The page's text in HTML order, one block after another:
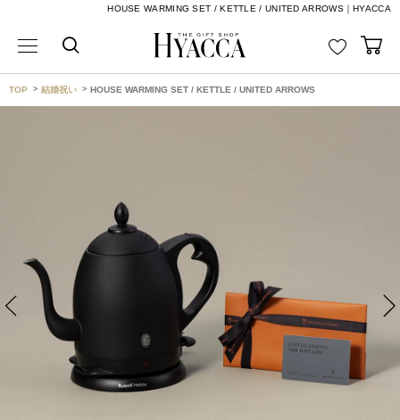
HOUSE WARMING SET / KETTLE / UNITED ARROWS｜HYACCA
TOP 結婚祝い HOUSE WARMING SET / KETTLE / UNITED ARROWS